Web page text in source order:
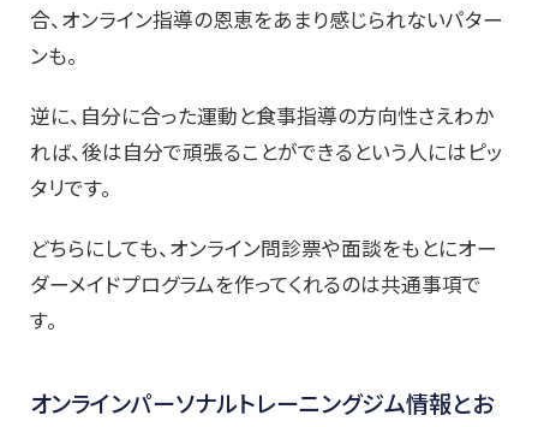
合、オンライン指導の恩恵をあまり感じられないパター
ンも。
逆に、自分に合った運動と食事指導の方向性さえわか
れば、後は自分で頑張ることができるという人にはピッ
タリです。
どちらにしても、オンライン問診票や面談をもとにオー
ダーメイドプログラムを作ってくれるのは共通事項で
す。
オンラインパーソナルトレーニングジム情報とお